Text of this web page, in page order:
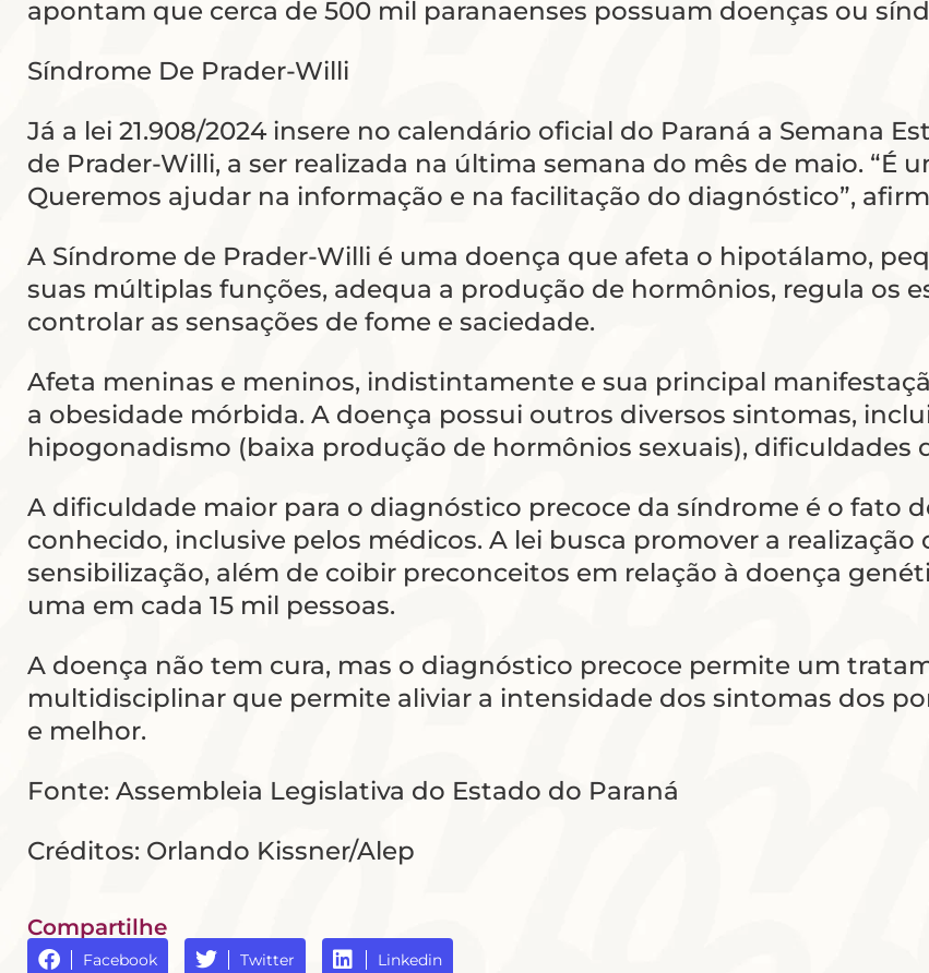
apontam que cerca de 500 mil paranaenses possuam doenças ou
Síndrome De Prader-Willi
Já a lei 21.908/2024 insere no calendário oficial do Paraná a Semana
de Prader-Willi, a ser realizada na última semana do mês de maio. “É
Queremos ajudar na informação e na facilitação do diagnóstico”,
A Síndrome de Prader-Willi é uma doença que afeta o hipotálamo,
suas múltiplas funções, adequa a produção de hormônios, regula os
controlar as sensações de fome e saciedade.
Afeta meninas e meninos, indistintamente e sua principal
a obesidade mórbida. A doença possui outros diversos sintomas,
hipogonadismo (baixa produção de hormônios sexuais), dificuldades
A dificuldade maior para o diagnóstico precoce da síndrome é o fato
conhecido, inclusive pelos médicos. A lei busca promover a realização
sensibilização, além de coibir preconceitos em relação à doença
uma em cada 15 mil pessoas.
A doença não tem cura, mas o diagnóstico precoce permite um
multidisciplinar que permite aliviar a intensidade dos sintomas dos
e melhor.
Fonte: Assembleia Legislativa do Estado do Paraná
Créditos: Orlando Kissner/Alep
Compartilhe
Facebook Twitter Linkedin